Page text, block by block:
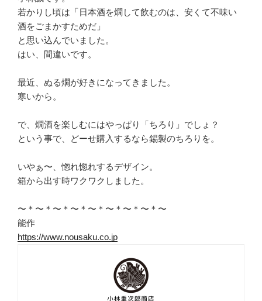
若かりし頃は「日本酒を燗して飲むのは、安くて不味い
酒をごまかすためだ」
と思い込んでいました。
はい、間違いです。
最近、ぬる燗が好きになってきました。
寒いから。
で、燗酒を楽しむにはやっぱり「ちろり」でしょ？
という事で、どーせ購入するなら錫製のちろりを。
いやぁ〜、惚れ惚れするデザイン。
箱から出す時ワクワクしました。
〜＊〜＊〜＊〜＊〜＊〜＊〜＊〜＊〜
能作
https://www.nousaku.co.jp